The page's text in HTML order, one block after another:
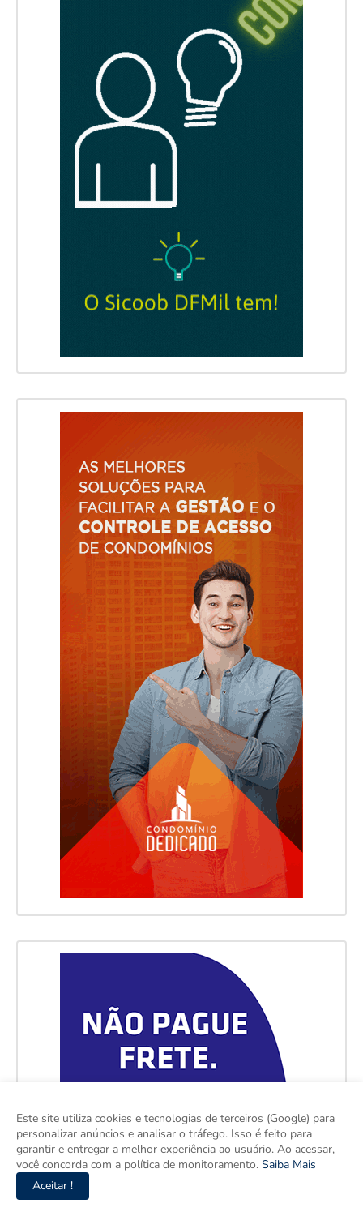
Este site utiliza cookies e tecnologias de terceiros (Google) para
personalizar anúncios e analisar o tráfego. Isso é feito para
garantir e entregar a melhor experiência ao usuário. Ao acessar,
você concorda com a política de monitoramento. Saiba Mais
Aceitar !